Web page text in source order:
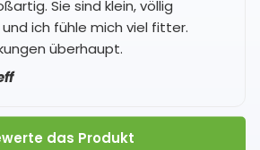
Sie sind klein, völlig
ich fühle mich viel fitter.
überhaupt.
das Produkt